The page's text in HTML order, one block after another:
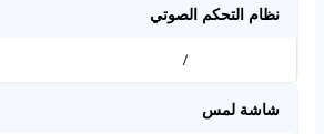
نظام التحكم الصوتي
/
شاشة لمس